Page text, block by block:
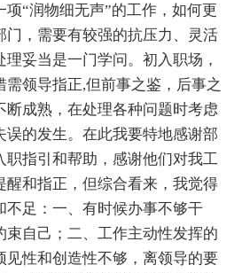
项“润物细无声”的工作，如何更
门，需要有较强的抗压力、灵活
妥当是一门学问。初入职场，
需领导指正,但前事之鉴，后事之
断成熟，在处理各种问题时考虑
误的发生。在此我要特地感谢部
职指引和帮助，感谢他们对我工
醒和指正，但综合看来，我觉得
不足：一、有时候办事不够干
束自己；二、工作主动性发挥的
见性和创造性不够，离领导的要